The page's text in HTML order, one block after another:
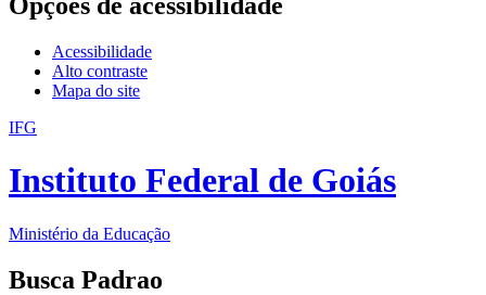
Acessibilidade
Alto contraste
Mapa do site
IFG
Instituto Federal de Goiás
Ministério da Educação
Busca Padrao